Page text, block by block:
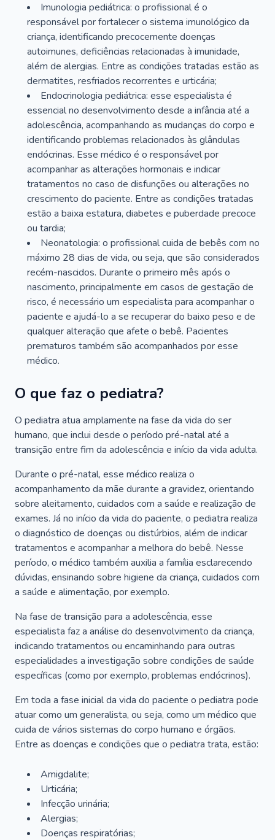
Imunologia pediátrica: o profissional é o
responsável por fortalecer o sistema imunológico da
criança, identificando precocemente doenças
autoimunes, deficiências relacionadas à imunidade,
além de alergias. Entre as condições tratadas estão as
dermatites, resfriados recorrentes e urticária;
Endocrinologia pediátrica: esse especialista é
essencial no desenvolvimento desde a infância até a
adolescência, acompanhando as mudanças do corpo e
identificando problemas relacionados às glândulas
endócrinas. Esse médico é o responsável por
acompanhar as alterações hormonais e indicar
tratamentos no caso de disfunções ou alterações no
crescimento do paciente. Entre as condições tratadas
estão a baixa estatura, diabetes e puberdade precoce
ou tardia;
Neonatologia: o profissional cuida de bebês com no
máximo 28 dias de vida, ou seja, que são considerados
recém-nascidos. Durante o primeiro mês após o
nascimento, principalmente em casos de gestação de
risco, é necessário um especialista para acompanhar o
paciente e ajudá-lo a se recuperar do baixo peso e de
qualquer alteração que afete o bebê. Pacientes
prematuros também são acompanhados por esse
médico.
O que faz o pediatra?
O pediatra atua amplamente na fase da vida do ser
humano, que inclui desde o período pré-natal até a
transição entre fim da adolescência e início da vida adulta.
Durante o pré-natal, esse médico realiza o
acompanhamento da mãe durante a gravidez, orientando
sobre aleitamento, cuidados com a saúde e realização de
exames. Já no início da vida do paciente, o pediatra realiza
o diagnóstico de doenças ou distúrbios, além de indicar
tratamentos e acompanhar a melhora do bebê. Nesse
período, o médico também auxilia a família esclarecendo
dúvidas, ensinando sobre higiene da criança, cuidados com
a saúde e alimentação, por exemplo.
Na fase de transição para a adolescência, esse
especialista faz a análise do desenvolvimento da criança,
indicando tratamentos ou encaminhando para outras
especialidades a investigação sobre condições de saúde
específicas (como por exemplo, problemas endócrinos).
Em toda a fase inicial da vida do paciente o pediatra pode
atuar como um generalista, ou seja, como um médico que
cuida de vários sistemas do corpo humano e órgãos.
Entre as doenças e condições que o pediatra trata, estão:
Amigdalite;
Urticária;
Infecção urinária;
Alergias;
Doenças respiratórias;